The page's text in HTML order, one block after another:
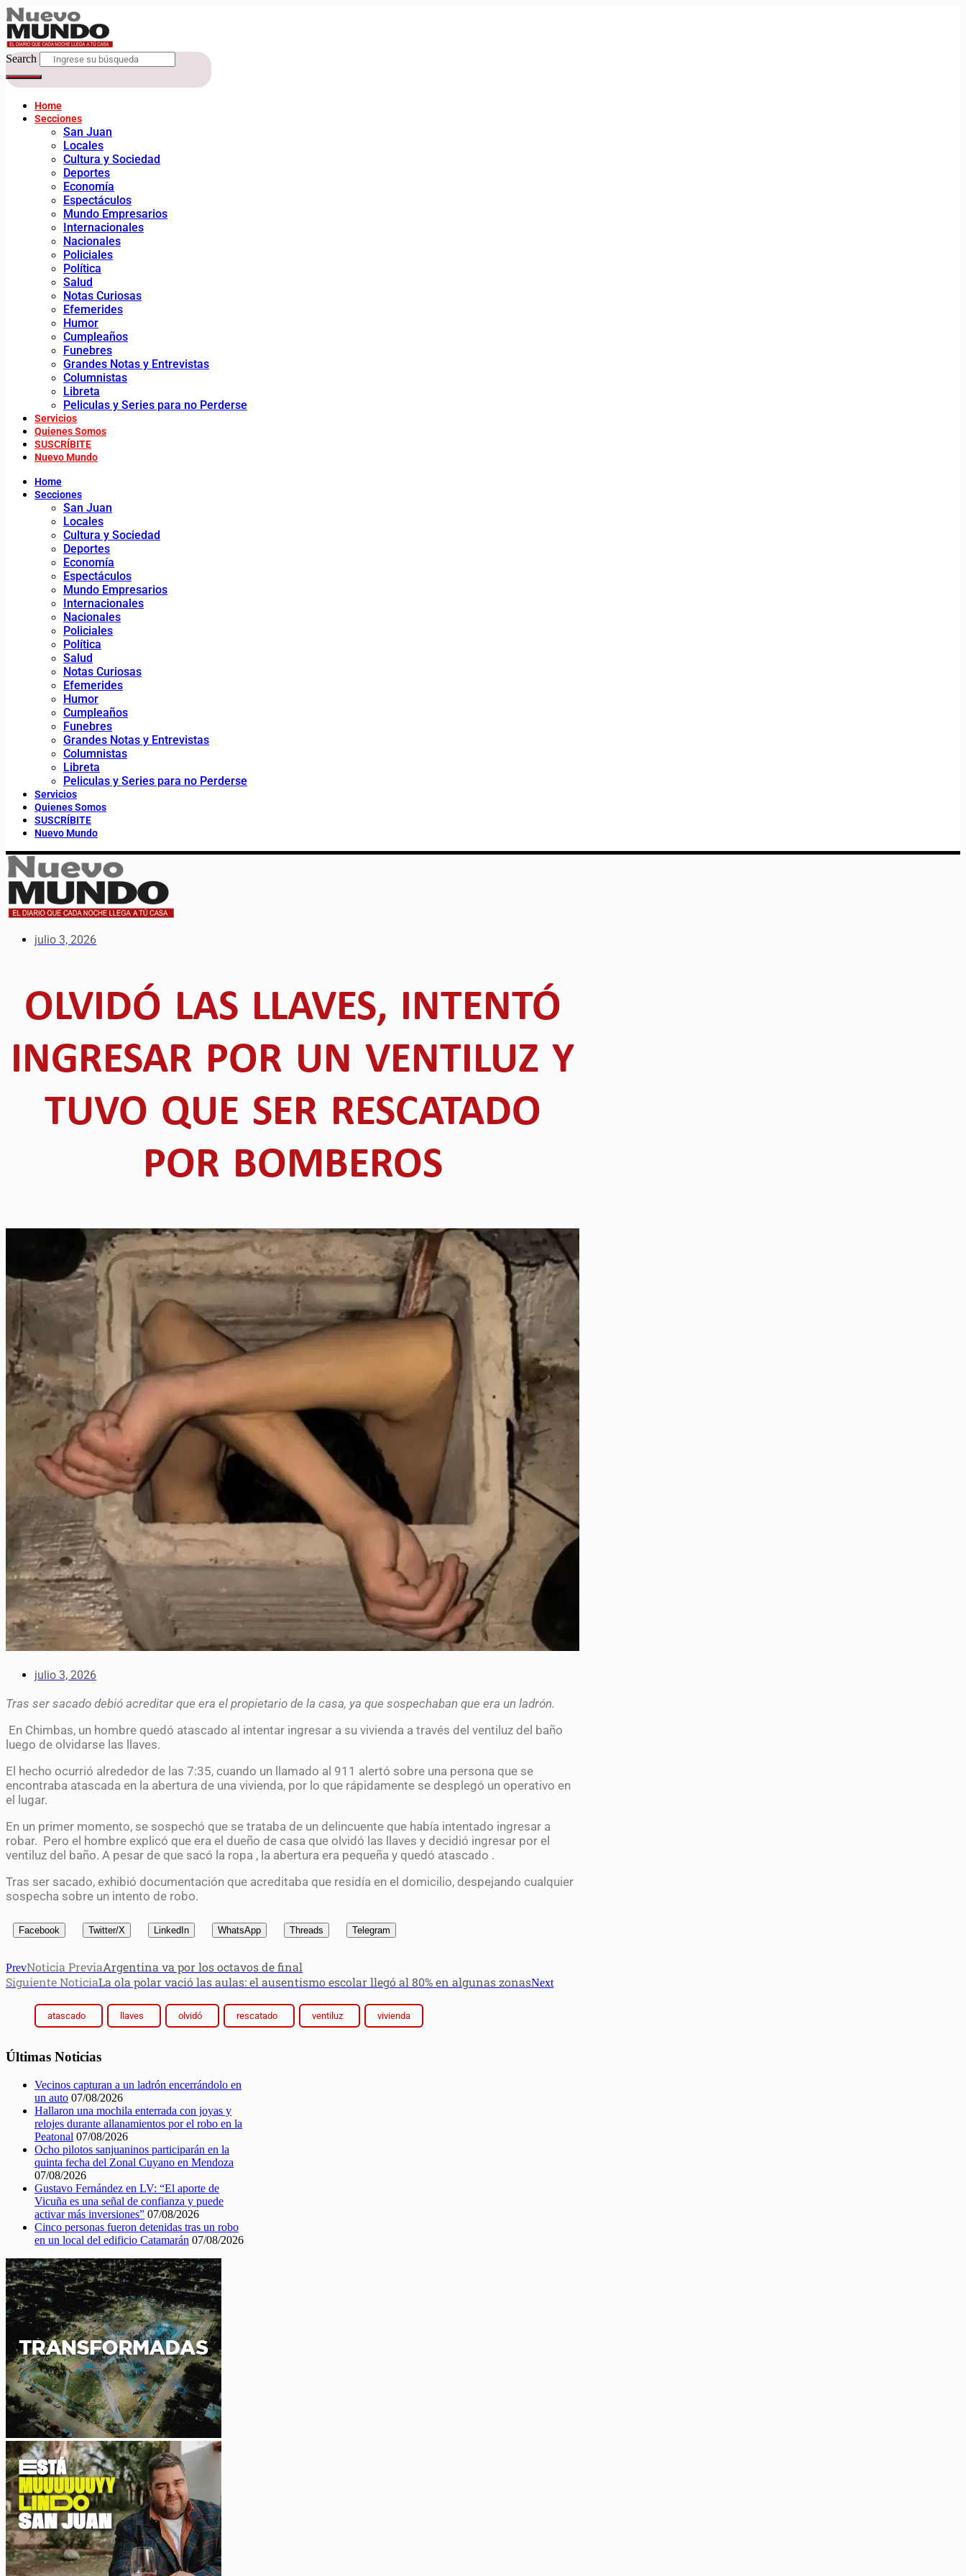
Search
Home
Secciones
San Juan
Locales
Cultura y Sociedad
Deportes
Economía
Espectáculos
Mundo Empresarios
Internacionales
Nacionales
Policiales
Política
Salud
Notas Curiosas
Efemerides
Humor
Cumpleaños
Funebres
Grandes Notas y Entrevistas
Columnistas
Libreta
Peliculas y Series para no Perderse
Servicios
Quienes Somos
SUSCRÍBITE
Nuevo Mundo
Home
Secciones
San Juan
Locales
Cultura y Sociedad
Deportes
Economía
Espectáculos
Mundo Empresarios
Internacionales
Nacionales
Policiales
Política
Salud
Notas Curiosas
Efemerides
Humor
Cumpleaños
Funebres
Grandes Notas y Entrevistas
Columnistas
Libreta
Peliculas y Series para no Perderse
Servicios
Quienes Somos
SUSCRÍBITE
Nuevo Mundo
julio 3, 2026
OLVIDÓ LAS LLAVES, INTENTÓ
INGRESAR POR UN VENTILUZ Y
TUVO QUE SER RESCATADO
POR BOMBEROS
julio 3, 2026
Tras ser sacado debió acreditar que era el propietario de la casa, ya que sospechaban que era un ladrón.
En Chimbas, un hombre quedó atascado al intentar ingresar a su vivienda a través del ventiluz del baño
luego de olvidarse las llaves.
El hecho ocurrió alrededor de las 7:35, cuando un llamado al 911 alertó sobre una persona que se
encontraba atascada en la abertura de una vivienda, por lo que rápidamente se desplegó un operativo en
el lugar.
En un primer momento, se sospechó que se trataba de un delincuente que había intentado ingresar a
robar. Pero el hombre explicó que era el dueño de casa que olvidó las llaves y decidió ingresar por el
ventiluz del baño. A pesar de que sacó la ropa , la abertura era pequeña y quedó atascado .
Tras ser sacado, exhibió documentación que acreditaba que residía en el domicilio, despejando cualquier
sospecha sobre un intento de robo.
Facebook Twitter/X LinkedIn WhatsApp Threads Telegram
PrevNoticia PreviaArgentina va por los octavos de final
Siguiente NoticiaLa ola polar vació las aulas: el ausentismo escolar llegó al 80% en algunas zonasNext
atascado llaves olvidó rescatado ventiluz vivienda
Últimas Noticias
Vecinos capturan a un ladrón encerrándolo en
un auto 07/08/2026
Hallaron una mochila enterrada con joyas y
relojes durante allanamientos por el robo en la
Peatonal 07/08/2026
Ocho pilotos sanjuaninos participarán en la
quinta fecha del Zonal Cuyano en Mendoza
07/08/2026
Gustavo Fernández en LV: “El aporte de
Vicuña es una señal de confianza y puede
activar más inversiones” 07/08/2026
Cinco personas fueron detenidas tras un robo
en un local del edificio Catamarán 07/08/2026